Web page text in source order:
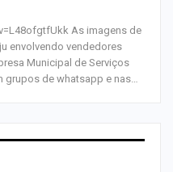
As imagens de
envolvendo vendedores
Municipal de Serviços
grupos de whatsapp e nas…